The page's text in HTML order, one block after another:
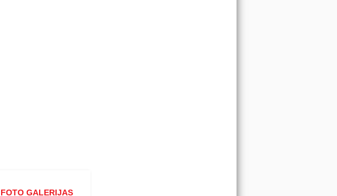
FOTO GALERIJAS